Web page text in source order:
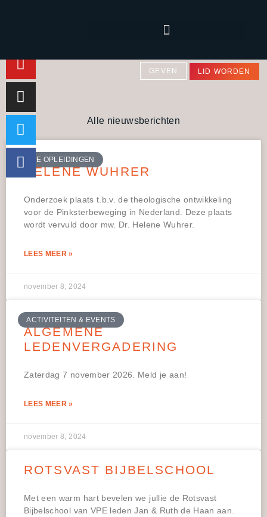
GEVEN LID WORDEN
Alle nieuwsberichten
VPE OPLEIDINGEN
HELENE WUHRER
Onderzoek plaats t.b.v. de theologische ontwikkeling
voor de Pinksterbeweging in Nederland. Deze plaats
wordt vervuld door mw. Dr. Helene Wuhrer.
LEES MEER »
november 8, 2024
ACTIVITEITEN & EVENTS
ALGEMENE
LEDENVERGADERING
Zaterdag 7 november 2026. Meld je aan!
LEES MEER »
november 8, 2024
ROTSVAST BIJBELSCHOOL
Met een warm hart bevelen we jullie de Rotsvast
Bijbelschool van VPE leden Jan & Ruth de Haan aan.